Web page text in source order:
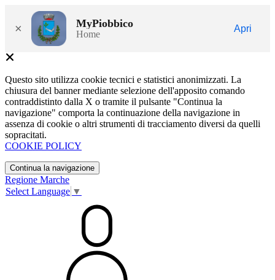
× MyPiobbico
Home
Apri
Questo sito utilizza cookie tecnici e statistici anonimizzati. La
chiusura del banner mediante selezione dell'apposito comando
contraddistinto dalla X o tramite il pulsante "Continua la
navigazione" comporta la continuazione della navigazione in
assenza di cookie o altri strumenti di tracciamento diversi da quelli
sopracitati.
COOKIE POLICY
Continua la navigazione
Regione Marche
Select Language ▼